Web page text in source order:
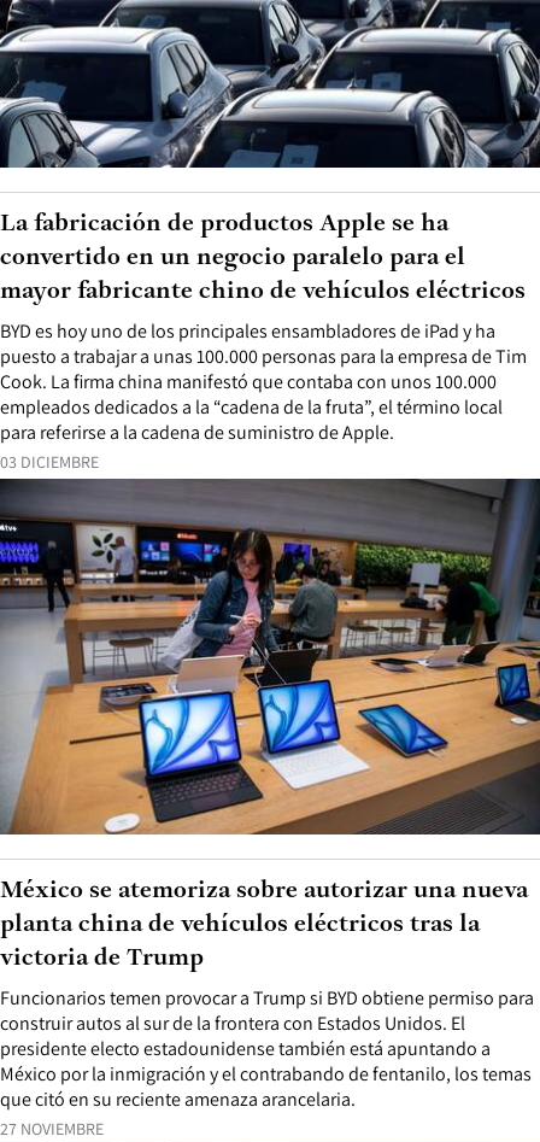
03 DICIEMBRE
BYD es hoy uno de los principales ensambladores de iPad y ha
puesto a trabajar a unas 100.000 personas para la empresa de Tim
Cook. La firma china manifestó que contaba con unos 100.000
empleados dedicados a la “cadena de la fruta”, el término local
para referirse a la cadena de suministro de Apple.
La fabricación de productos Apple se ha
convertido en un negocio paralelo para el
mayor fabricante chino de vehículos eléctricos
27 NOVIEMBRE
Funcionarios temen provocar a Trump si BYD obtiene permiso para
construir autos al sur de la frontera con Estados Unidos. El
presidente electo estadounidense también está apuntando a
México por la inmigración y el contrabando de fentanilo, los temas
que citó en su reciente amenaza arancelaria.
México se atemoriza sobre autorizar una nueva
planta china de vehículos eléctricos tras la
victoria de Trump